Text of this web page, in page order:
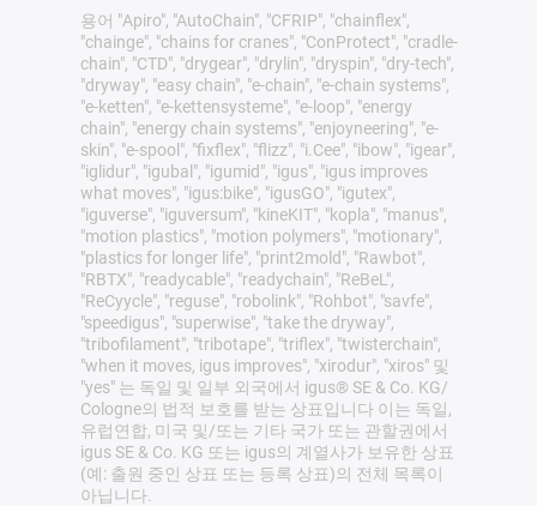
용어 "Apiro", "AutoChain", "CFRIP", "chainflex",
"chainge", "chains for cranes", "ConProtect", "cradle-
chain", "CTD", "drygear", "drylin", "dryspin", "dry-tech",
"dryway", "easy chain", "e-chain", "e-chain systems",
"e-ketten", "e-kettensysteme", "e-loop", "energy
chain", "energy chain systems", "enjoyneering", "e-
skin", "e-spool", "fixflex", "flizz", "i.Cee", "ibow", "igear",
"iglidur", "igubal", "igumid", "igus", "igus improves
what moves", "igus:bike", "igusGO", "igutex",
"iguverse", "iguversum", "kineKIT", "kopla", "manus",
"motion plastics", "motion polymers", "motionary",
"plastics for longer life", "print2mold", "Rawbot",
"RBTX", "readycable", "readychain", "ReBeL",
"ReCyycle", "reguse", "robolink", "Rohbot", "savfe",
"speedigus", "superwise", "take the dryway",
"tribofilament", "tribotape", "triflex", "twisterchain",
"when it moves, igus improves", "xirodur", "xiros" 및
"yes" 는 독일 및 일부 외국에서 igus® SE & Co. KG/
Cologne의 법적 보호를 받는 상표입니다 이는 독일,
유럽연합, 미국 및/또는 기타 국가 또는 관할권에서
igus SE & Co. KG 또는 igus의 계열사가 보유한 상표
(예: 출원 중인 상표 또는 등록 상표)의 전체 목록이
아닙니다.